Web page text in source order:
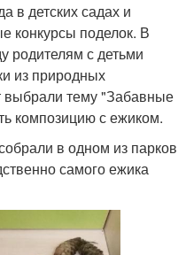
в детских садах и
конкурсы поделок. В
родителям с детьми
из природных
тему "Забавные
композицию с ежиком.
в одном из парков
самого ежика